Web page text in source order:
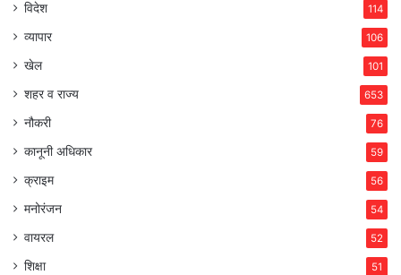
विदेश 114
व्यापार 106
खेल 101
शहर व राज्य 653
नौकरी 76
कानूनी अधिकार 59
क्राइम 56
मनोरंजन 54
वायरल 52
शिक्षा 51